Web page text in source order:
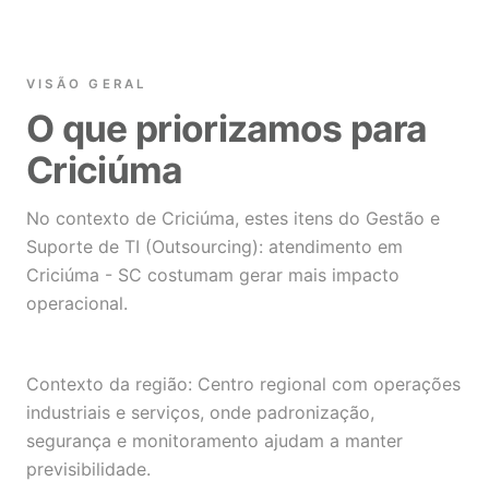
VISÃO GERAL
O que priorizamos para
Criciúma
No contexto de Criciúma, estes itens do Gestão e
Suporte de TI (Outsourcing): atendimento em
Criciúma - SC costumam gerar mais impacto
operacional.
Contexto da região: Centro regional com operações
industriais e serviços, onde padronização,
segurança e monitoramento ajudam a manter
previsibilidade.